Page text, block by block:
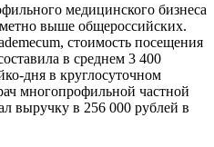
медицинского бизнеса
выше общероссийских.
стоимость посещения
в среднем 3 400
дня в круглосуточном
многопрофильной частной
выручку в 256 000 рублей в